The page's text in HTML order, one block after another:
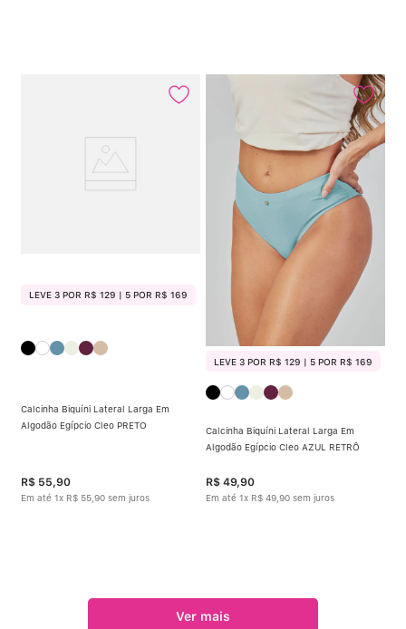
LEVE 3 POR R$ 129 | 5 POR R$ 169
Calcinha Biquíni Lateral Larga Em
Algodão Egípcio Cleo PRETO
R$ 55,90
Em até 1x R$ 55 90 sem juros
LEVE 3 POR R$ 129 | 5 POR R$ 169
Calcinha Biquíni Lateral Larga Em
Algodão Egípcio Cleo AZUL RETRÔ
R$ 49,90
Em até 1x R$ 49 90 sem juros